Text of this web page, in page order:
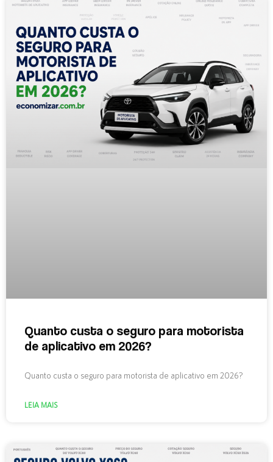
Quanto custa o seguro para motorista
de aplicativo em 2026?
Quanto custa o seguro para motorista de aplicativo em 2026?
LEIA MAIS